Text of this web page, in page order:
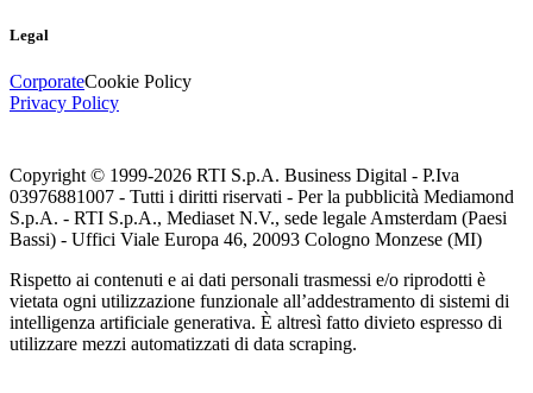
Legal
CorporateCookie Policy
Privacy Policy
Copyright © 1999-2026 RTI S.p.A. Business Digital - P.Iva
03976881007 - Tutti i diritti riservati - Per la pubblicità Mediamond
S.p.A. - RTI S.p.A., Mediaset N.V., sede legale Amsterdam (Paesi
Bassi) - Uffici Viale Europa 46, 20093 Cologno Monzese (MI)
Rispetto ai contenuti e ai dati personali trasmessi e/o riprodotti è
vietata ogni utilizzazione funzionale all’addestramento di sistemi di
intelligenza artificiale generativa. È altresì fatto divieto espresso di
utilizzare mezzi automatizzati di data scraping.